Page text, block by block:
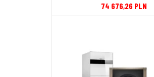
74 676,26 PLN